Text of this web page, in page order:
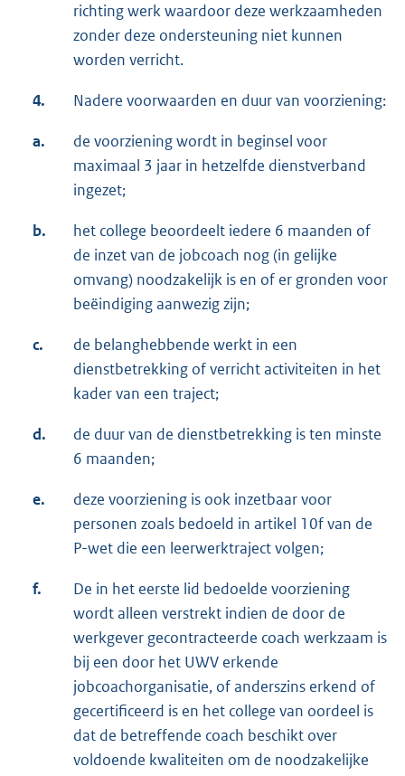
richting werk waardoor deze werkzaamheden
zonder deze ondersteuning niet kunnen
worden verricht.
4. Nadere voorwaarden en duur van voorziening:
a.
de voorziening wordt in beginsel voor
maximaal 3 jaar in hetzelfde dienstverband
ingezet;
b.
het college beoordeelt iedere 6 maanden of
de inzet van de jobcoach nog (in gelijke
omvang) noodzakelijk is en of er gronden voor
beëindiging aanwezig zijn;
c.
de belanghebbende werkt in een
dienstbetrekking of verricht activiteiten in het
kader van een traject;
d.
de duur van de dienstbetrekking is ten minste
6 maanden;
e.
deze voorziening is ook inzetbaar voor
personen zoals bedoeld in artikel 10f van de
P-wet die een leerwerktraject volgen;
f.
De in het eerste lid bedoelde voorziening
wordt alleen verstrekt indien de door de
werkgever gecontracteerde coach werkzaam is
bij een door het UWV erkende
jobcoachorganisatie, of anderszins erkend of
gecertificeerd is en het college van oordeel is
dat de betreffende coach beschikt over
voldoende kwaliteiten om de noodzakelijke